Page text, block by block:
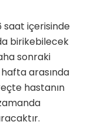
saat içerisinde
birikebilecek
sonraki
arasında
hastanın